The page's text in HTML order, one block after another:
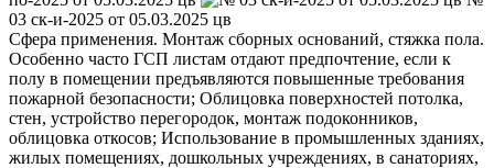
03 ск-и-2025 от 05.03.2025 цв
Сфера применения. Монтаж сборных оснований, стяжка пола.
Особенно часто ГСП листам отдают предпочтение, если к
полу в помещении предъявляются повышенные требования
пожарной безопасности; Облицовка поверхностей потолка,
стен, устройство перегородок, монтаж подоконников,
облицовка откосов; Использование в промышленных зданиях,
жилых помещениях, дошкольных учреждениях, в санаториях,